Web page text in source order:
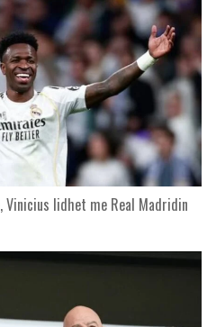
lidhet me Real Madridin